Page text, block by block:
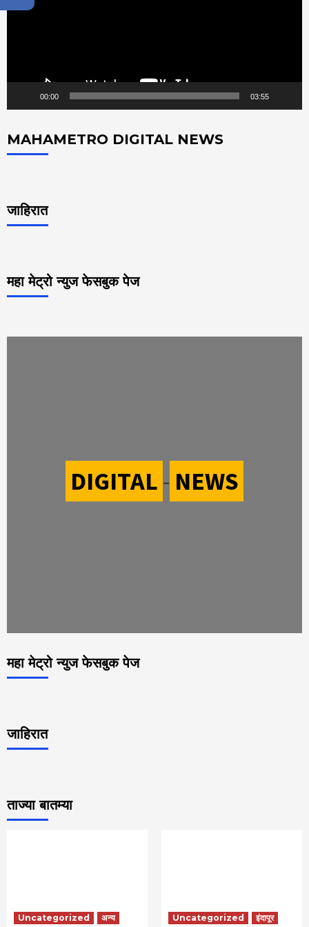
00:00 03:55
MAHAMETRO DIGITAL NEWS
जाहिरात
महा मेट्रो न्युज फेसबुक पेज
DIGITAL - NEWS
महा मेट्रो न्युज फेसबुक पेज
जाहिरात
ताज्या बातम्या
Uncategorized अन्य Uncategorized इंदापूर